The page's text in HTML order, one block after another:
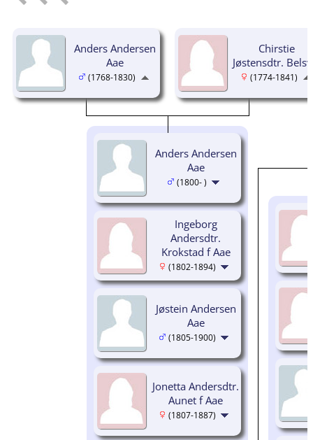
Anders Andersen
Aae
(1768-1830)
Chirstie
Jøstensdtr.
(1774-1841)
Anders Andersen
Aae
(1800- )
Ingeborg
Andersdtr.
Krokstad f Aae
(1802-1894)
Jøstein Andersen
Aae
(1805-1900)
Jonetta Andersdtr.
Aunet f Aae
(1807-1887)